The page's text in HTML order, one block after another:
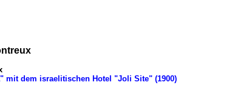
mit dem israelitischen Hotel "Joli Site" (1900)